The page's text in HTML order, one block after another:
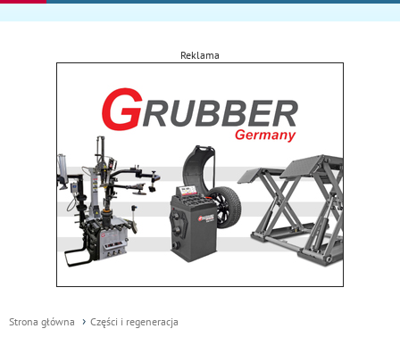
Reklama
Strona główna Części i regeneracja